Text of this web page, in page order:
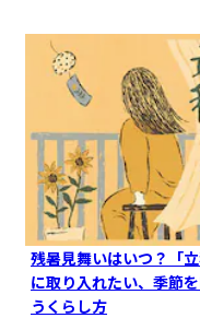
残暑見舞いはいつ？「立
に取り入れたい、季節
うくらし方